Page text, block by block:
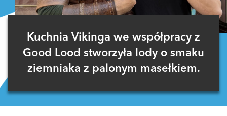
Kuchnia Vikinga we współpracy z
Good Lood stworzyła lody o smaku
ziemniaka z palonym masełkiem.